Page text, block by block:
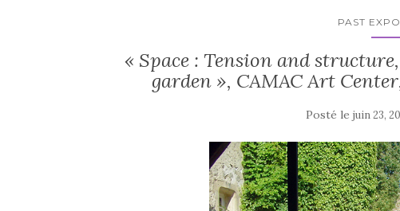
PAST
« Space : Tension and
garden », CAMAC Art
Posté le juin 23,